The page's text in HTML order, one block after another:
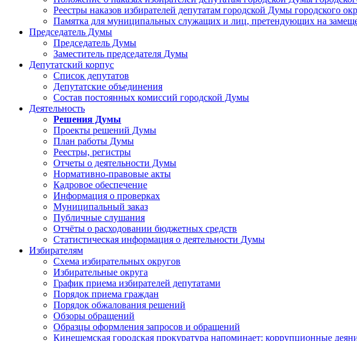
Реестры наказов избирателей депутатам городской Думы городского
Памятка для муниципальных служащих и лиц, претендующих на
Председатель Думы
Председатель Думы
Заместитель председателя Думы
Депутатский корпус
Список депутатов
Депутатские объединения
Состав постоянных комиссий городской Думы
Деятельность
Решения Думы
Проекты решений Думы
План работы Думы
Реестры, регистры
Отчеты о деятельности Думы
Нормативно-правовые акты
Кадровое обеспечение
Информация о проверках
Муниципальный заказ
Публичные слушания
Отчёты о расходовании бюджетных средств
Статистическая информация о деятельности Думы
Избирателям
Схема избирательных округов
Избирательные округа
График приема избирателей депутатами
Порядок приема граждан
Порядок обжалования решений
Обзоры обращений
Образцы оформления запросов и обращений
Кинешемская городская прокуратура напоминает: коррупционные